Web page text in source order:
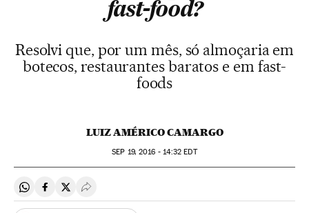
fast-food?
Resolvi que, por um mês, só almoçaria em
botecos, restaurantes baratos e em fast-
foods
LUIZ AMÉRICO CAMARGO
SEP 19, 2016 - 14:32 EDT
Compartir en Whatsapp
Compartir en Facebook
Compartir en Twitter
Desplegar Redes Sociales